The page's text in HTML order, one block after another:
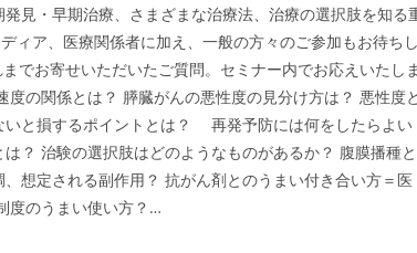
見・早期治療、さまざまな治療法、治療の選択肢を知る
ィア、医療関係者に加え、一般の方々のご参加もお待ちし
お寄せいただいたご質問。セミナー内でお応えいたしま
の関係とは？ 膵臓がんの悪性度の見分け方は？ 悪性度と
いと損するポイントとは？ 再発予防には何をしたらよい
？ 治験の選択肢はどのようなものがあるか？ 腹膜播種と
想定される副作用？ 抗がん剤とのうまい付き合い方＝医
度のうまい使い方？…